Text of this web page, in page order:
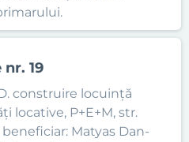
19
construire locuință
locative, P+E+M, str.
beneficiar: Matyas Dan-